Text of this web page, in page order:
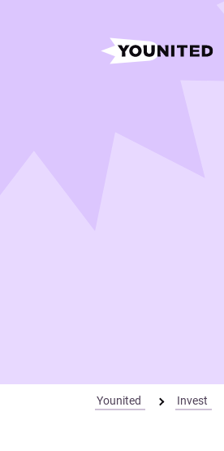
Younited Invest